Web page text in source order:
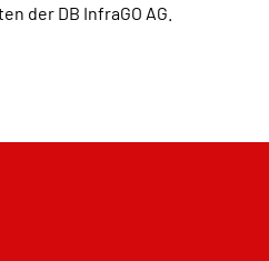
der DB InfraGO AG.